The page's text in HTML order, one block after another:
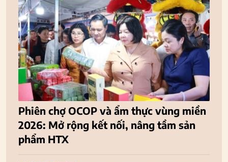
Phiên chợ OCOP và ẩm thực vùng miền
2026: Mở rộng kết nối, nâng tầm sản
phẩm HTX